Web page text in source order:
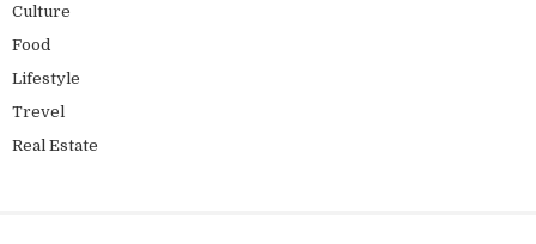
Culture
Food
Lifestyle
Trevel
Real Estate